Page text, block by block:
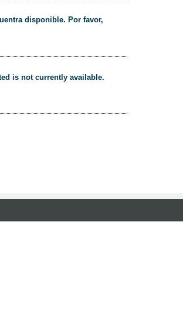
disponible. Por favor,
is not currently available.